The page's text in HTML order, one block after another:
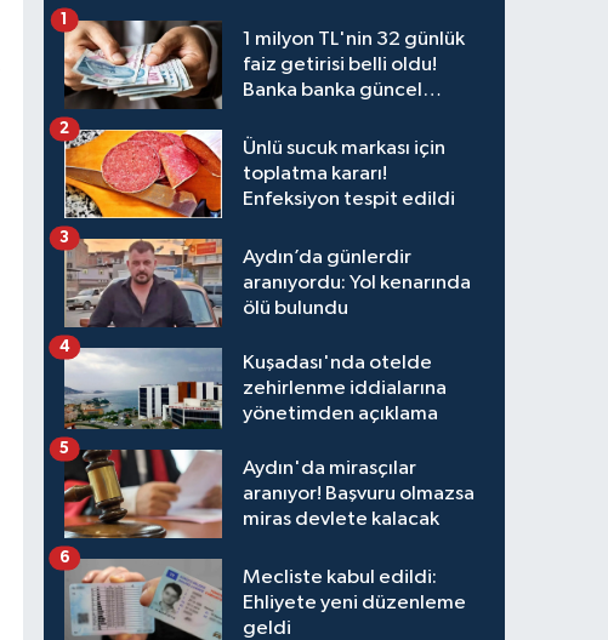
1 milyon TL'nin 32 günlük
faiz getirisi belli oldu!
Banka banka güncel
1
Ünlü sucuk markası için
toplatma kararı!
Enfeksiyon tespit edildi
2
Aydın’da günlerdir
aranıyordu: Yol kenarında
ölü bulundu
3
Kuşadası'nda otelde
zehirlenme iddialarına
yönetimden açıklama
4
Aydın'da mirasçılar
aranıyor! Başvuru olmazsa
miras devlete kalacak
5
Mecliste kabul edildi:
Ehliyete yeni düzenleme
geldi
6